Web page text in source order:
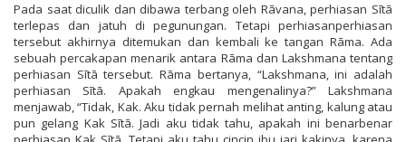
Pada saat diculik dan dibawa terbang oleh Rāvana, perhiasan Sītā
terlepas dan jatuh di pegunungan. Tetapi perhiasanperhiasan
tersebut akhirnya ditemukan dan kembali ke tangan Rāma. Ada
sebuah percakapan menarik antara Rāma dan Lakshmana tentang
perhiasan Sītā tersebut. Rāma bertanya, “Lakshmana, ini adalah
perhiasan Sītā. Apakah engkau mengenalinya?” Lakshmana
menjawab, “Tidak, Kak. Aku tidak pernah melihat anting, kalung atau
pun gelang Kak Sītā. Jadi aku tidak tahu, apakah ini benarbenar